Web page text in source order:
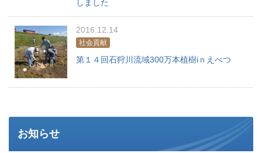
しました
2016.12.14
社会貢献
第１４回石狩川流域300万本植樹iｎえべつ
お知らせ